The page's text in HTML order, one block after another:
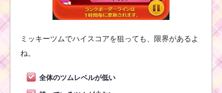
ミッキーツムでハイスコアを狙っても、限界があるよ
ね。
全体のツムレベルが低い